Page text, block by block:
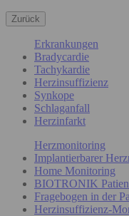
Zurück
Erkrankungen
Bradycardie
Tachykardie
Herzinsuffizienz
Synkope
Schlaganfall
Herzinfarkt
Herzmonitoring
Implantierbarer
Home Monitoring
BIOTRONIK
Fragebogen in der
Herzinsuffizienz-